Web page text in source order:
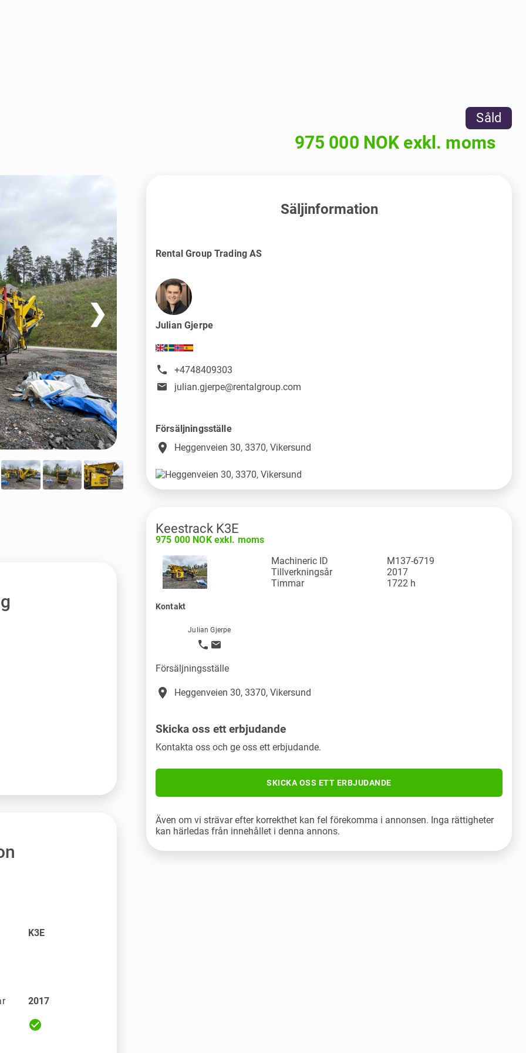
Såld
975 000 NOK exkl. moms
❯
K3E
2017
check_circle
Säljinformation
Rental Group Trading AS
Julian Gjerpe
+4748409303
julian.gjerpe@rentalgroup.com
Försäljningsställe
place Heggenveien 30, 3370, Vikersund
Keestrack K3E
975 000 NOK exkl. moms
Machineric ID
M137-6719
Tillverkningsår
2017
Timmar
1722 h
Kontakt
Julian Gjerpe
Försäljningsställe
place Heggenveien 30, 3370, Vikersund
Skicka oss ett erbjudande
Kontakta oss och ge oss ett erbjudande.
SKICKA OSS ETT ERBJUDANDE
Även om vi strävar efter korrekthet kan fel förekomma i annonsen. Inga rättigheter
kan härledas från innehållet i denna annons.